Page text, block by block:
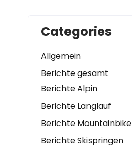
Categories
Allgemein
Berichte gesamt
Berichte Alpin
Berichte Langlauf
Berichte Mountainbike
Berichte Skispringen